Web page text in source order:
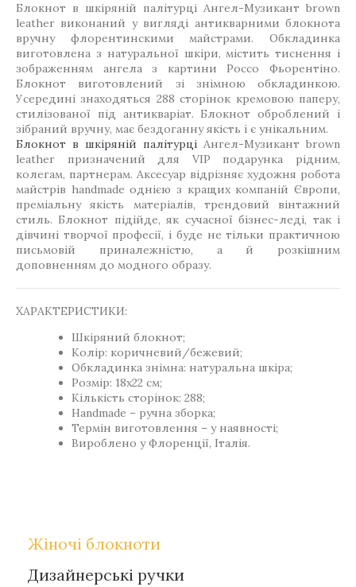
Блокнот в шкіряній палітурці Ангел-Музикант brown
leather виконаний у вигляді антикварними блокнота
вручну флорентинскими майстрами. Обкладинка
виготовлена з натуральної шкіри, містить тиснення і
зображенням ангела з картини Россо Фьорентіно.
Блокнот виготовлений зі знімною обкладинкою.
Усередині знаходяться 288 сторінок кремовою паперу,
стилізованої під антикваріат. Блокнот оброблений і
зібраний вручну, має бездоганну якість і є унікальним.
Блокнот в шкіряній палітурці Ангел-Музикант brown
leather призначений для VIP подарунка рідним,
колегам, партнерам. Аксесуар відрізняє художня робота
майстрів handmade однією з кращих компаній Європи,
преміальну якість матеріалів, трендовий вінтажний
стиль. Блокнот підійде, як сучасної бізнес-леді, так і
дівчині творчої професії, і буде не тільки практичною
письмовій приналежністю, а й розкішним
доповненням до модного образу.
ХАРАКТЕРИСТИКИ:
Шкіряний блокнот;
Колір: коричневий/бежевий;
Обкладинка знімна: натуральна шкіра;
Розмір: 18х22 см;
Кількість сторінок: 288;
Handmade – ручна зборка;
Термін виготовлення – у наявності;
Вироблено у Флоренції, Італія.
Жіночі блокноти
Дизайнерські ручки